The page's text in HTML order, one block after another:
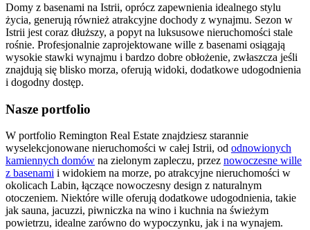
Domy z basenami na Istrii, oprócz zapewnienia idealnego stylu
życia, generują również atrakcyjne dochody z wynajmu. Sezon w
Istrii jest coraz dłuższy, a popyt na luksusowe nieruchomości stale
rośnie. Profesjonalnie zaprojektowane wille z basenami osiągają
wysokie stawki wynajmu i bardzo dobre obłożenie, zwłaszcza jeśli
znajdują się blisko morza, oferują widoki, dodatkowe udogodnienia
i dogodny dostęp.
Nasze portfolio
W portfolio Remington Real Estate znajdziesz starannie
wyselekcjonowane nieruchomości w całej Istrii, od odnowionych
kamiennych domów na zielonym zapleczu, przez nowoczesne wille
z basenami i widokiem na morze, po atrakcyjne nieruchomości w
okolicach Labin, łączące nowoczesny design z naturalnym
otoczeniem. Niektóre wille oferują dodatkowe udogodnienia, takie
jak sauna, jacuzzi, piwniczka na wino i kuchnia na świeżym
powietrzu, idealne zarówno do wypoczynku, jak i na wynajem.